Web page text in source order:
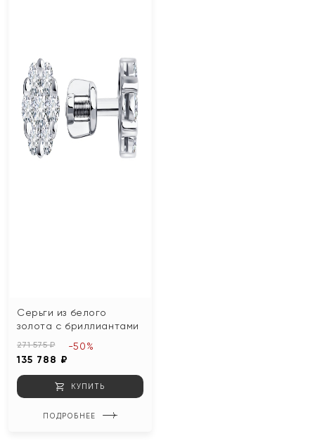
Серьги из белого
золота с бриллиантами
271 575 ₽
135 788 ₽
-50%
КУПИТЬ
ПОДРОБНЕЕ